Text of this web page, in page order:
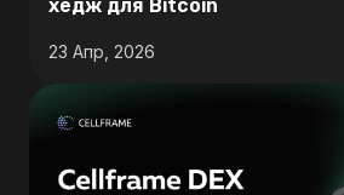
хедж для Bitcoin
23 Апр, 2026